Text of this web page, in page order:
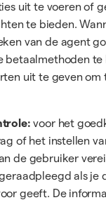
uit te voeren of
te bieden.
van de agent
betaalmethoden te
uit te geven om
voor het
of het instellen
de gebruiker
als je
geeft. De